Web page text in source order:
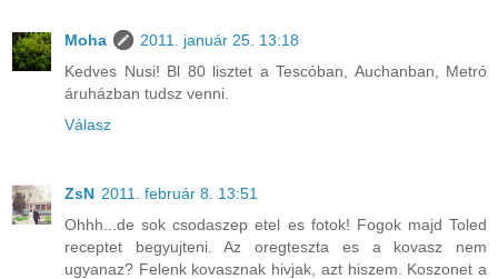
Moha
2011. január 25. 13:18
Kedves Nusi! Bl 80 lisztet a Tescóban, Auchanban, Metró
áruházban tudsz venni.
Válasz
ZsN 2011. február 8. 13:51
Ohhh...de sok csodaszep etel es fotok! Fogok majd Toled
receptet begyujteni. Az oregteszta es a kovasz nem
ugyanaz? Felenk kovasznak hivjak, azt hiszem. Koszonet a